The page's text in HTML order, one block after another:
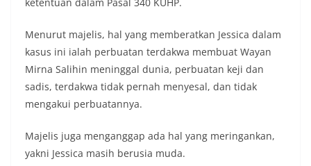
Menurut majelis, hal yang memberatkan Jessica dalam
kasus ini ialah perbuatan terdakwa membuat Wayan
Mirna Salihin meninggal dunia, perbuatan keji dan
sadis, terdakwa tidak pernah menyesal, dan tidak
mengakui perbuatannya.
Majelis juga menganggap ada hal yang meringankan,
yakni Jessica masih berusia muda.